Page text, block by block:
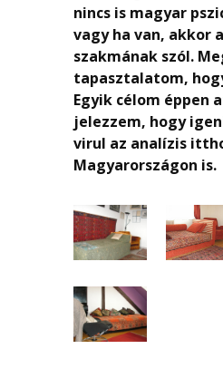
nincs is magyar
vagy ha van, akkor
szakmának szól.
tapasztalatom,
Egyik célom éppen
jelezzem, hogy
virul az analízis
Magyarországon is.